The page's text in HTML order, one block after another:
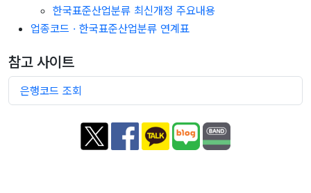
한국표준산업분류 최신개정 주요내용
업종코드 · 한국표준산업분류 연계표
참고 사이트
은행코드 조회